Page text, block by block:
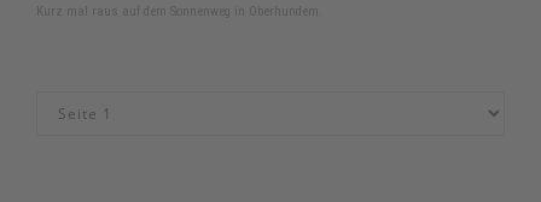
Kurz mal raus auf dem Sonnenweg in Oberhundem.